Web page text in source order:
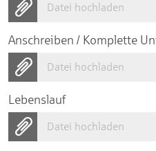
Datei hochladen
Anschreiben / Komplette
Datei hochladen
Lebenslauf
Datei hochladen